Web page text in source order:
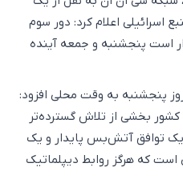
اسرائیلی اعلام کرد: دور سوم
است پنجشنبه و جمعه آینده
پنجشنبه به وقت محلی افزود:
بخشی از تلاش گسترده‌تر
یک توافق آتش‌بس پایدار و یک
که هرگز روابط دیپلماتیک